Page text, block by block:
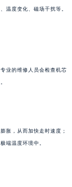
温度变化、磁场干扰等。
业的维修人员会检查机芯
胀，从而加快走时速度；
端温度环境中。